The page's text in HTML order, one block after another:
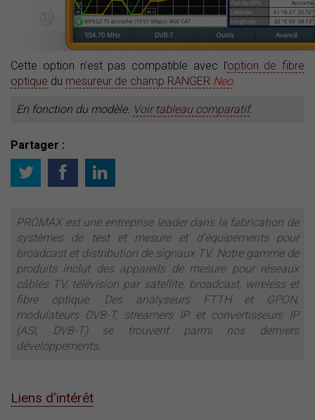
Cette option n’est pas compatible avec l’option de fibre
optique du mesureur de champ RANGER Neo.
En fonction du modèle. Voir tableau comparatif.
Partager :
PROMAX est une entreprise leader dans la fabrication de
systèmes de test et mesure et d’équipements pour
broadcast et distribution de signaux TV. Notre gamme de
produits inclut des appareils de mesure pour réseaux
câblés TV, télévision par satellite, broadcast, wireless et
fibre optique. Des analyseurs FTTH et GPON,
modulateurs DVB-T, streamers IP et convertisseurs IP
(ASI, DVB-T) se trouvent parmi nos derniers
développements.
Liens d'intérêt